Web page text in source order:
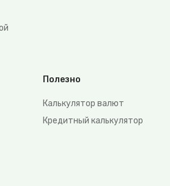
Полезно
Калькулятор валют
Кредитный калькулятор